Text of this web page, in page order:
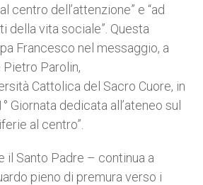
r centro dell’attenzione” e “ad
della vita sociale”. Questa
Francesco nel messaggio, a
Parolin,
Cattolica del Sacro Cuore, in
Giornata dedicata all’ateneo sul
al centro”.
il Santo Padre – continua a
pieno di premura verso i